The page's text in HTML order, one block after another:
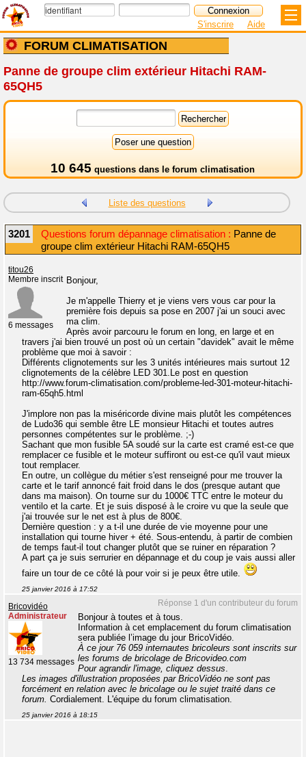
FORUM CLIMATISATION
S'inscrire Aide
Panne de groupe clim extérieur Hitachi RAM-
65QH5
10 645 questions dans le forum climatisation
Liste des questions
3201 Questions forum dépannage climatisation : Panne de
groupe clim extérieur Hitachi RAM-65QH5
titou26
Membre inscrit
6 messages
Bonjour,
Je m'appelle Thierry et je viens vers vous car pour la
première fois depuis sa pose en 2007 j'ai un souci avec
ma clim.
Après avoir parcouru le forum en long, en large et en
travers j'ai bien trouvé un post où un certain "davidek" avait le même
problème que moi à savoir :
Différents clignotements sur les 3 unités intérieures mais surtout 12
clignotements de la célèbre LED 301.Le post en question
http://www.forum-climatisation.com/probleme-led-301-moteur-hitachi-
ram-65qh5.html
J'implore non pas la miséricorde divine mais plutôt les compétences
de Ludo36 qui semble être LE monsieur Hitachi et toutes autres
personnes compétentes sur le problème. ;-)
Sachant que mon fusible 5A soudé sur la carte est cramé est-ce que
remplacer ce fusible et le moteur suffiront ou est-ce qu'il vaut mieux
tout remplacer.
En outre, un collègue du métier s'est renseigné pour me trouver la
carte et le tarif annoncé fait froid dans le dos (presque autant que
dans ma maison). On tourne sur du 1000€ TTC entre le moteur du
ventilo et la carte. Et je suis disposé à le croire vu que la seule que
j'ai trouvée sur le net est à plus de 800€.
Dernière question : y a t-il une durée de vie moyenne pour une
installation qui tourne hiver + été. Sous-entendu, à partir de combien
de temps faut-il tout changer plutôt que se ruiner en réparation ?
A part ça je suis serrurier en dépannage et du coup je vais aussi aller
faire un tour de ce côté là pour voir si je peux être utile.
25 janvier 2016 à 17:52
Réponse 1 d'un contributeur du forum
Bricovidéo
Administrateur
13 734 messages
Bonjour à toutes et à tous.
Information à cet emplacement du forum climatisation
sera publiée l’image du jour BricoVidéo.
À ce jour 76 059 internautes bricoleurs sont inscrits sur
les forums de bricolage de Bricovideo.com
Pour agrandir l'image, cliquez dessus.
Les images d'illustration proposées par BricoVidéo ne sont pas
forcément en relation avec le bricolage ou le sujet traité dans ce
forum. Cordialement. L'équipe du forum climatisation.
25 janvier 2016 à 18:15